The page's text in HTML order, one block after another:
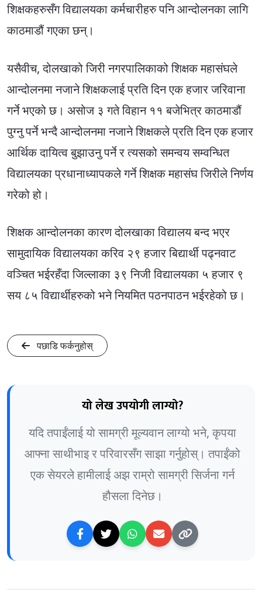
शिक्षकहरुसँग विद्यालयका कर्मचारीहरु पनि आन्दोलनका लागि
काठमाडौं गएका छन्।
यसैवीच, दोलखाको जिरी नगरपालिकाको शिक्षक महासंघले
आन्दोलनमा नजाने शिक्षकलाई प्रति दिन एक हजार जरिवाना
गर्ने भएको छ। असोज ३ गते विहान ११ बजेभित्र काठमाडौं
पुग्नु पर्ने भन्दै आन्दोलनमा नजाने शिक्षकले प्रति दिन एक हजार
आर्थिक दायित्व बुझाउनु पर्ने र त्यसको समन्वय सम्वन्धित
विद्यालयका प्रधानाध्यापकले गर्ने शिक्षक महासंघ जिरीले निर्णय
गरेको हो।
शिक्षक आन्दोलनका कारण दोलखाका विद्यालय बन्द भएर
सामुदायिक विद्यालयका करिव २९ हजार बिद्यार्थी पढ्नवाट
वञ्चित भईरहँदा जिल्लाका ३९ निजी विद्यालयका ५ हजार ९
सय ८५ विद्यार्थीहरुको भने नियमित पठनपाठन भईरहेको छ।
पछाडि फर्कनुहोस्
यो लेख उपयोगी लाग्यो?
यदि तपाईंलाई यो सामग्री मूल्यवान लाग्यो भने, कृपया
आफ्ना साथीभाइ र परिवारसँग साझा गर्नुहोस्। तपाईंको
एक सेयरले हामीलाई अझ राम्रो सामग्री सिर्जना गर्न
हौसला दिनेछ।